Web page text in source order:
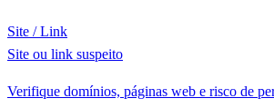
Site / Link
Site ou link suspeito
Verifique domínios, páginas web e risco de